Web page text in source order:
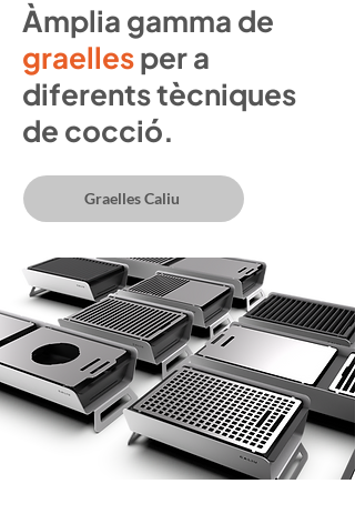
Àmplia gamma de
graellesper a
diferents tècniques
de cocció.
Graelles Caliu